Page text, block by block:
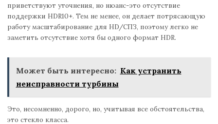
приветствуют уточнения, но нюанс-это отсутствие
поддержки HDR10+. Тем не менее, он делает потрясающую
работу масштабирование для HD/СПЗ, поэтому легко не
заметить отсутствие хотя бы одного формат HDR.
Может быть интересно: Как устранить
неисправности турбины
Это, несомненно, дорого, но, учитывая все обстоятельства,
это стекло класса.